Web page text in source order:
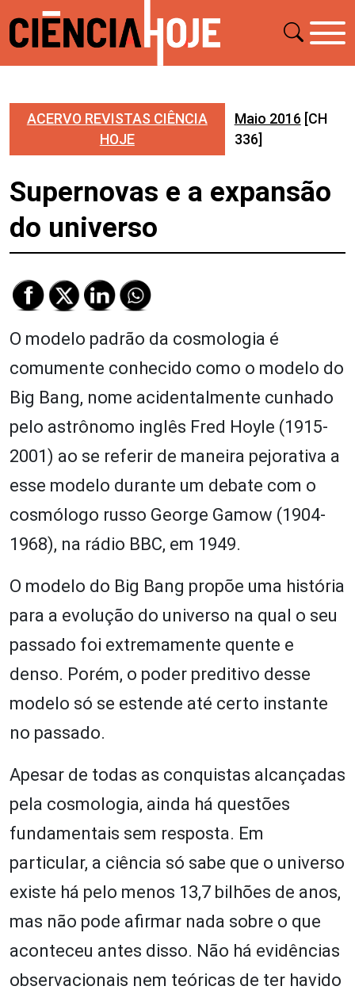
ACERVO REVISTAS CIÊNCIA
HOJE
Maio 2016 [CH
336]
Supernovas e a expansão
do universo
O modelo padrão da cosmologia é
comumente conhecido como o modelo do
Big Bang, nome acidentalmente cunhado
pelo astrônomo inglês Fred Hoyle (1915-
2001) ao se referir de maneira pejorativa a
esse modelo durante um debate com o
cosmólogo russo George Gamow (1904-
1968), na rádio BBC, em 1949.
O modelo do Big Bang propõe uma história
para a evolução do universo na qual o seu
passado foi extremamente quente e
denso. Porém, o poder preditivo desse
modelo só se estende até certo instante
no passado.
Apesar de todas as conquistas alcançadas
pela cosmologia, ainda há questões
fundamentais sem resposta. Em
particular, a ciência só sabe que o universo
existe há pelo menos 13,7 bilhões de anos,
mas não pode afirmar nada sobre o que
aconteceu antes disso. Não há evidências
observacionais nem teóricas de ter havido